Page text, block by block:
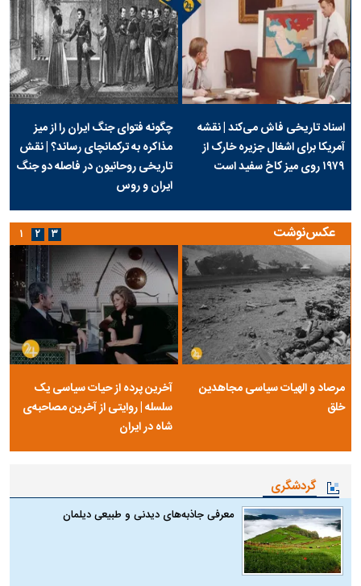
اسناد تاریخی فاش می‌کند | نقشه
آمریکا برای اشغال جزیره خارک از
۱۹۷۹ روی میز کاخ سفید است
چگونه فتوای جنگ ایران را از میز
مذاکره به ترکمانچای رساند؟ | نقش
تاریخی روحانیون در فاصله دو جنگ
ایران و روس
عکس‌نوشت
مرصاد و الهیات سیاسی مجاهدین
خلق
آخرین پرده از حیات سیاسی یک
سلسله | روایتی از آخرین مصاحبه‌ی
شاه در ایران
۱ ۲ ۳
گردشگری
معرفی جاذبه‌های دیدنی و طبیعی دیلمان